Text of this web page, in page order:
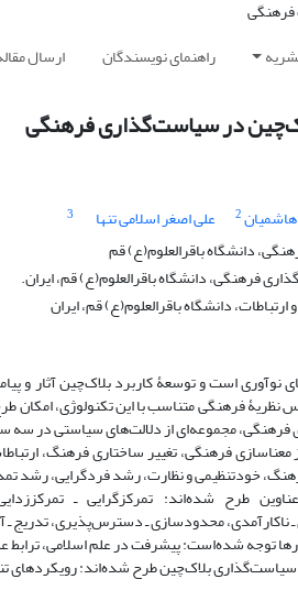
راهنمای نویسندگان ارسال
در سیاست‌گذاری فرهنگی
2 علی اصغر اسلامی تنها
3
دانشگاه باقرالعلوم(ع) قم
فرهنگی، دانشگاه باقرالعلوم(ع) قم، ایران.
دانشگاه باقرالعلوم(ع) قم، ایران
نوآوری است و توسعۀ کاربرد بلاک‌چین آثار
نظریۀ فرهنگی متناسب با این تکنولوژی، امکان
مجموعه‌ای از دلالت‌های سیاستی در سه
معناسازی فرهنگی، تغییر ساختاری فرهنگ،
خودتنظیمی و نظارت، رشد فردگرایی، رشد
طرح شده‌اند: تمرکزگرایی ـ
محدودسازی ـ ‌دسترس‌پذیری، تدریج‌‌ ـ
توجه شده‌است: پیشرفت در علم اسلامی، ترابط
بلاک‌چین طرح شده‌اند: رویکردهای